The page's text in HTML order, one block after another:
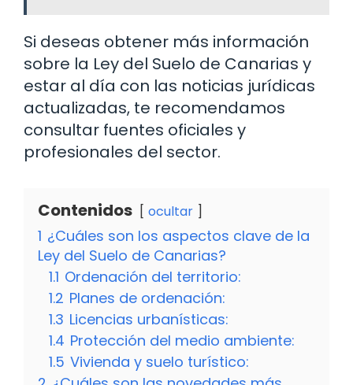
Si deseas obtener más información
sobre la Ley del Suelo de Canarias y
estar al día con las noticias jurídicas
actualizadas, te recomendamos
consultar fuentes oficiales y
profesionales del sector.
Contenidos ocultar
1 ¿Cuáles son los aspectos clave de la
Ley del Suelo de Canarias?
1.1 Ordenación del territorio:
1.2 Planes de ordenación:
1.3 Licencias urbanísticas:
1.4 Protección del medio ambiente:
1.5 Vivienda y suelo turístico: